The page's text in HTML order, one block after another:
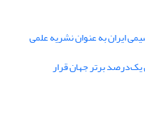
ایران به عنوان نشریه علمی
یک‌درصد برتر جهان قرار